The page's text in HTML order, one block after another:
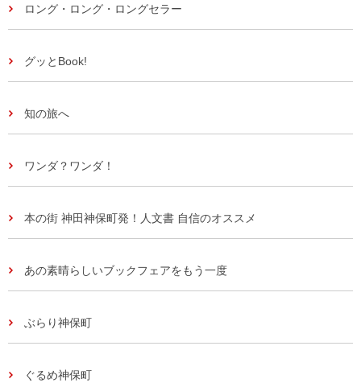
ロング・ロング・ロングセラー
グッとBook!
知の旅へ
ワンダ？ワンダ！
本の街 神田神保町発！人文書 自信のオススメ
あの素晴らしいブックフェアをもう一度
ぶらり神保町
ぐるめ神保町